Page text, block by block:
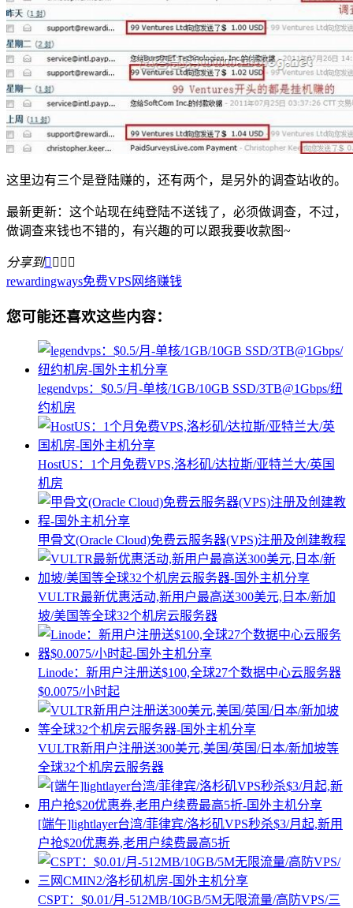
这里边有三个是登陆赚的，还有两个，是另外的调查站收的。
最新更新：这个站现在纯登陆不送钱了，必须做调查，不过，
做调查来钱也不错的，有兴趣的可以跟我要收款图~
分享到   
rewardingways免费VPS 网络赚钱
您可能还喜欢这些内容：
legendvps：$0.5/月-单核/1GB/10GB SSD/3TB@1Gbps/纽
约机房
HostUS：1个月免费VPS,洛杉矶/达拉斯/亚特兰大/英国
机房
甲骨文(Oracle Cloud)免费云服务器(VPS)注册及创建教程
VULTR最新优惠活动,新用户最高送300美元,日本/新加
坡/美国等全球32个机房云服务器
Linode：新用户注册送$100,全球27个数据中心云服务器
$0.0075/小时起
VULTR新用户注册送300美元,美国/英国/日本/新加坡等
全球32个机房云服务器
[端午]lightlayer台湾/菲律宾/洛杉矶VPS秒杀$3/月起,新用
户抢$20优惠券,老用户续费最高5折
CSPT：$0.01/月-512MB/10GB/5M无限流量/高防VPS/三